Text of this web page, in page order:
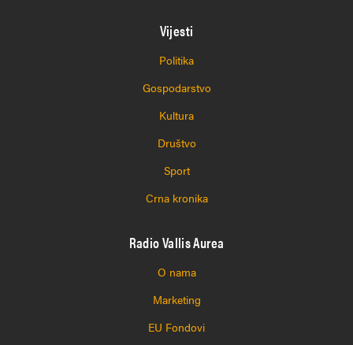
Vijesti
Politika
Gospodarstvo
Kultura
Društvo
Sport
Crna kronika
Radio Vallis Aurea
O nama
Marketing
EU Fondovi